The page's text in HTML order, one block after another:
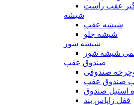
عقب راست
شیشه
شیشه عقب
شیشه جلو
شیشه شور
شیشه شور
صندوق عقب
صندوقی
صندوق عقب
استیل صندوق
قفل زاپاس بند